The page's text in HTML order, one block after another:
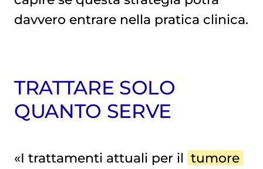
davvero entrare nella pratica clinica.
TRATTARE SOLO
QUANTO SERVE
«I trattamenti attuali per il tumore